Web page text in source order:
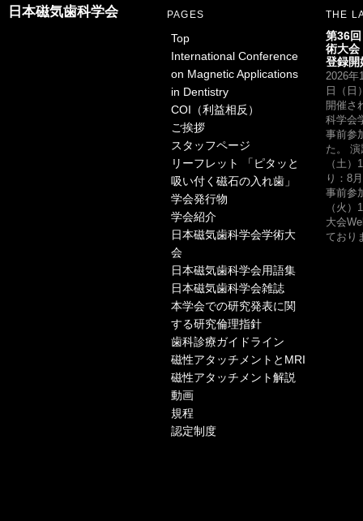
日本磁気歯科学会 PAGES
Top
International Conference
on Magnetic Applications
in Dentistry
COI（利益相反）
ご挨拶
スタッフページ
リーフレット 「ピタッと
吸い付く磁石の入れ歯」
学会発行物
学会紹介
日本磁気歯科学会学術大
会
日本磁気歯科学会用語集
日本磁気歯科学会雑誌
本学会での研究発表に関
する研究倫理指針
歯科診療ガイドライン
磁性アタッチメントとMRI
磁性アタッチメント解説
動画
規程
認定制度
THE
第36
術大会
登録開
2026年
日（日
開催さ
科学会
事前参
た。
（土
り：8
事前参
（火
大会
ており